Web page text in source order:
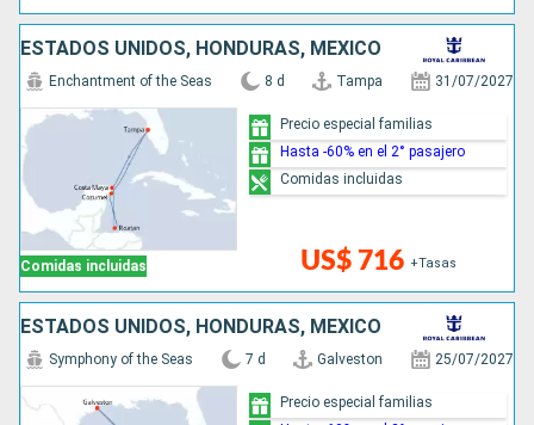
ESTADOS UNIDOS, HONDURAS, MÉXICO
Comidas incluidas
Enchantment of the Seas 8 d Tampa 31/07/2027
US$ 716 +Tasas
Precio especial familias
Hasta -60% en el 2° pasajero
Comidas incluidas
ESTADOS UNIDOS, HONDURAS, MÉXICO
Symphony of the Seas 7 d Galveston 25/07/2027
Precio especial familias